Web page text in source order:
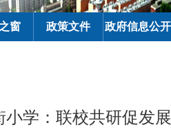
窗 政策文件 政府信息公开
小学：联校共研促发